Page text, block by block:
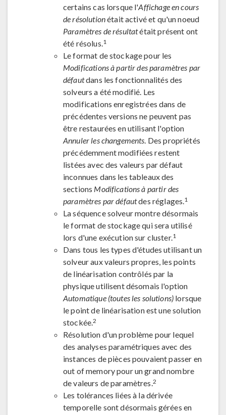
certains cas lorsque l'Affichage en cours
de résolutionétait activé et qu'un noeud
Paramètres de résultatétait présent ont
été résolus.1
Le format de stockage pour les
Modifications à partir des paramètres par
défautdans les fonctionnalités des
solveurs a été modifié. Les
modifications enregistrées dans de
précédentes versions ne peuvent pas
être restaurées en utilisant l'option
Annuler les changements. Des propriétés
précédemment modifiées restent
listées avec des valeurs par défaut
inconnues dans les tableaux des
sections Modifications à partir des
paramètres par défautdes réglages.1
La séquence solveur montre désormais
le format de stockage qui sera utilisé
lors d'une exécution sur cluster.1
Dans tous les types d'études utilisant un
solveur aux valeurs propres, les points
de linéarisation contrôlés par la
physique utilisent désomais l'option
Automatique (toutes les solutions) lorsque
le point de linéarisation est une solution
stockée.2
Résolution d'un problème pour lequel
des analyses paramétriques avec des
instances de pièces pouvaient passer en
out of memory pour un grand nombre
de valeurs de paramètres.2
Les tolérances liées à la dérivée
temporelle sont désormais gérées en